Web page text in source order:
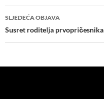
SLJEDEĆA OBJAVA
Susret roditelja prvopričesnika